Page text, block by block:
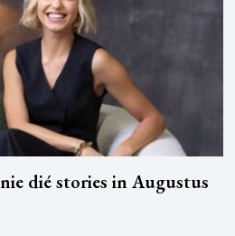
dié stories in Augustus